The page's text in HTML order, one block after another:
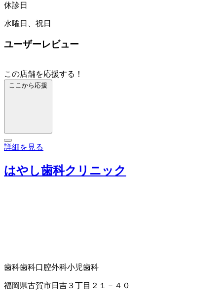
休診日
水曜日、祝日
ユーザーレビュー
この店舗を応援する！
ここから応援
詳細を見る
はやし歯科クリニック
歯科歯科口腔外科小児歯科
福岡県古賀市日吉３丁目２１－４０